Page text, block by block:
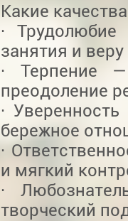
Какие
·
занятия и веру
· Терпение —
преодоление
·
бережное
·
и мягкий
·
творческий